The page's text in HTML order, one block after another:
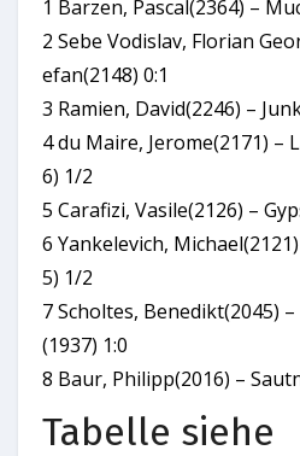
1 Barzen, Pascal(2364) –
2 Sebe Vodislav, Florian
efan(2148) 0:1
3 Ramien, David(2246) –
4 du Maire, Jerome(2171) –
6) 1/2
5 Carafizi, Vasile(2126) –
6 Yankelevich,
5) 1/2
7 Scholtes, Benedikt(2045)
(1937) 1:0
8 Baur, Philipp(2016) –
Tabelle siehe